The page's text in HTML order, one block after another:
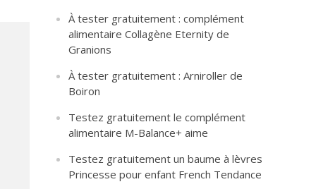
À tester gratuitement : complément
alimentaire Collagène Eternity de
Granions
À tester gratuitement : Arniroller de
Boiron
Testez gratuitement le complément
alimentaire M-Balance+ aime
Testez gratuitement un baume à lèvres
Princesse pour enfant French Tendance